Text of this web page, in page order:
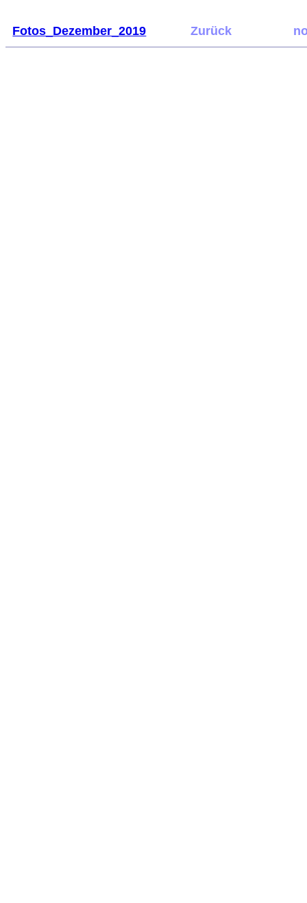
Fotos_Dezember_2019 Zurück